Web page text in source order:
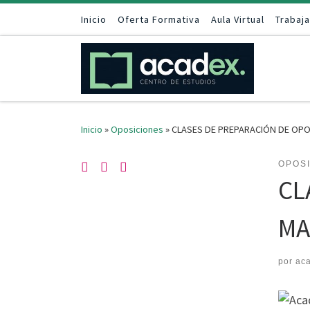
Saltar al contenido
Inicio Oferta Formativa Aula Virtual
Inicio »Oposiciones »CLASES DE PREPARACIÓN DE
por